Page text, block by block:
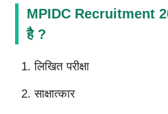
MPIDC Recruitment
है ?
लिखित परीक्षा
साक्षात्कार